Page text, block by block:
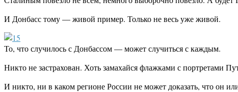
И Донбасс тому — живой пример. Только не весь уже живой.
То, что случилось с Донбассом — может случиться с каждым.
Никто не застрахован. Хоть замахайся флажками с портретами
И никто, ни в каком регионе России не может доказать, что он